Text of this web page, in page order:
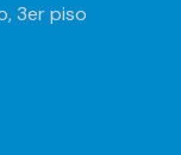
3er piso